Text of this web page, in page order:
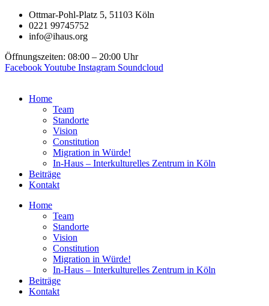
Zum
Inhalt
springen
Ottmar-Pohl-Platz 5, 51103 Köln
0221 99745752
info@ihaus.org
Öffnungszeiten: 08:00 – 20:00 Uhr
FacebookYoutube Instagram Soundcloud
Home
Team
Standorte
Vision
Constitution
Migration in Würde!
In-Haus – Interkulturelles Zentrum in Köln
Beiträge
Kontakt
Home
Team
Standorte
Vision
Constitution
Migration in Würde!
In-Haus – Interkulturelles Zentrum in Köln
Beiträge
Kontakt